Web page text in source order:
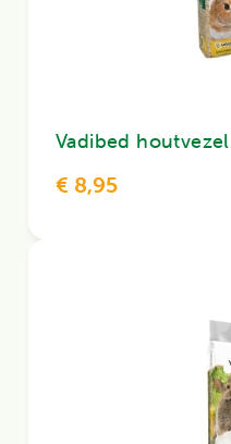
Vadibed
€ 8,95